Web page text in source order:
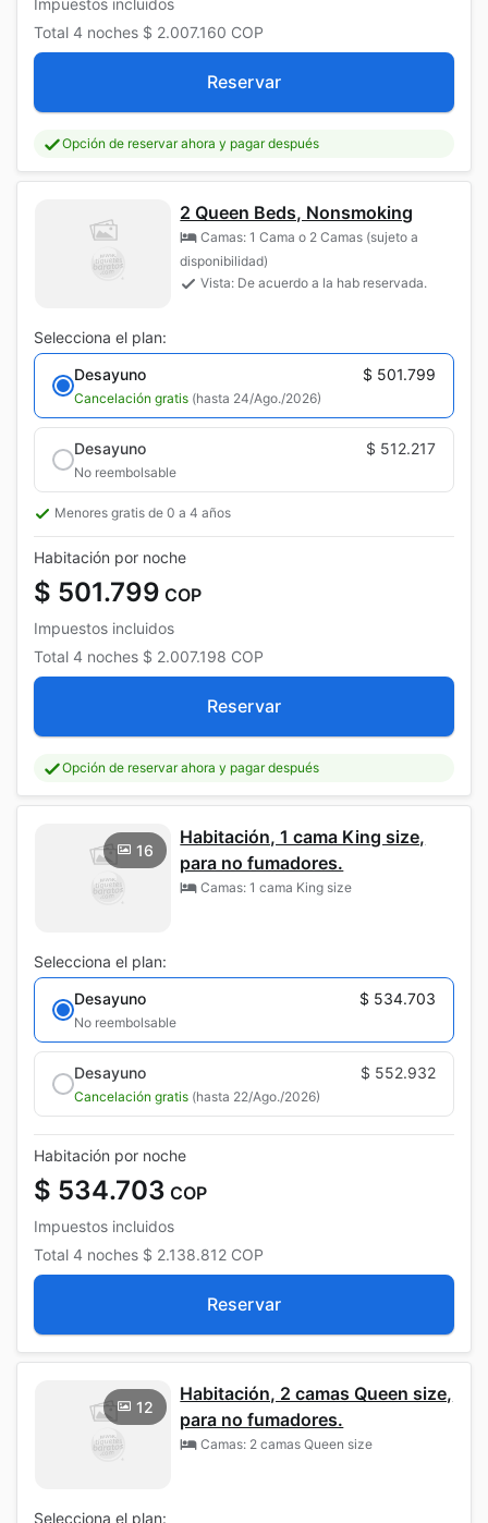
Total 4 noches $ 2.007.160 COP
Reservar
Opción de reservar ahora y pagar después
2 Queen Beds, Nonsmoking
Camas: 1 Cama o 2 Camas (sujeto a
disponibilidad)
Vista: De acuerdo a la hab reservada.
Selecciona el plan:
Desayuno
$ 501.799
Cancelación gratis (hasta 24/Ago./2026)
Desayuno $ 512.217
No reembolsable
Menores gratis de 0 a 4 años
Habitación por noche
$ 501.799 COP
Impuestos incluidos
Total 4 noches $ 2.007.198 COP
Reservar
Opción de reservar ahora y pagar después
16
Habitación, 1 cama King size,
para no fumadores.
Camas: 1 cama King size
Selecciona el plan:
Desayuno
$ 534.703
No reembolsable
Desayuno $ 552.932
Cancelación gratis (hasta 22/Ago./2026)
Habitación por noche
$ 534.703 COP
Impuestos incluidos
Total 4 noches $ 2.138.812 COP
Reservar
12
Habitación, 2 camas Queen size,
para no fumadores.
Camas: 2 camas Queen size
Selecciona el plan: